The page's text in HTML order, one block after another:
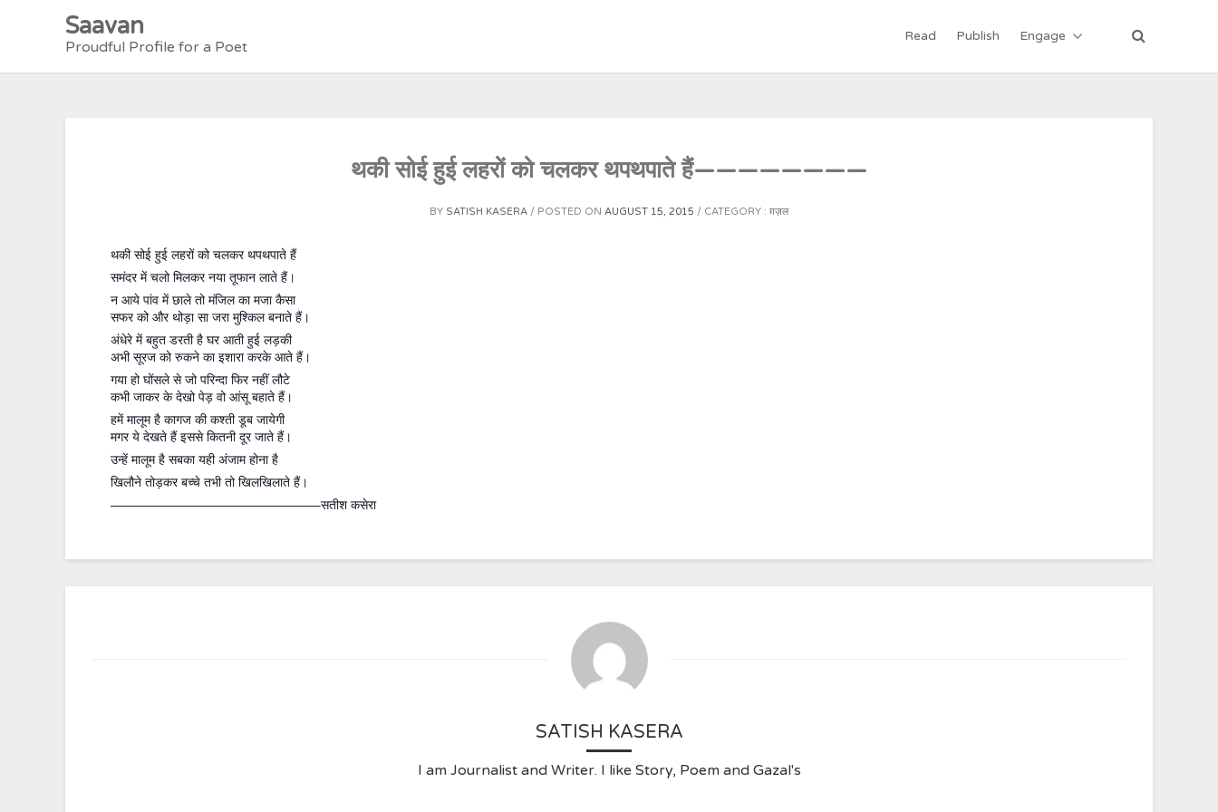
Saavan
Proudful Profile for a Poet
Read Publish Engage
थकी सोई हुई लहरों को चलकर थपथपाते हैं————————
BY SATISH KASERA POSTED ON AUGUST 15, 2015 CATEGORY : ग़ज़ल
थकी सोई हुई लहरों को चलकर थपथपाते हैं
समंदर में चलो मिलकर नया तूफान लाते हैं।
न आये पांव में छाले तो मंजिल का मजा कैसा
सफर को और थोड़ा सा जरा मुश्किल बनाते हैं।
अंधेरे में बहुत डरती है घर आती हुई लड़की
अभी सूरज को रुकने का इशारा करके आते हैं।
गया हो घोंसले से जो परिन्दा फिर नहीं लौटे
कभी जाकर के देखो पेड़ वो आंसू बहाते हैं।
हमें मालूम है कागज की कश्ती डूब जायेगी
मगर ये देखते हैं इससे कितनी दूर जाते हैं।
उन्हें मालूम है सबका यही अंजाम होना है
खिलौने तोड़कर बच्चे तभी तो खिलखिलाते हैं।
————————————————–सतीश कसेरा
SATISH KASERA
I am Journalist and Writer. I like Story, Poem and Gazal's